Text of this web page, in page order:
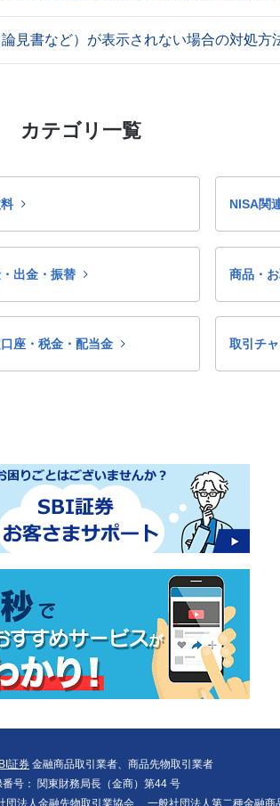
見書など）が表示されない場合の対処方
カテゴリ一覧
NISA関
・出金・振替 商品・
座・税金・配当金 取引チ
証券 金融商品取引業者、商品先物取引業者
号：
関東財務局長（金商）第44 号
法人金融先物取引業協会、 一般社団法人第二種金融商